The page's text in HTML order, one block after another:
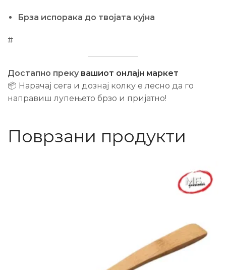
Брза испорака до твојата кујна
#
Достапно преку вашиот онлајн маркет
📦 Нарачај сега и дознај колку е лесно да го
направиш лупењето брзо и пријатно!
Поврзани продукти